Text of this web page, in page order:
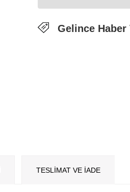
Gelince Haber
TESLİMAT VE İADE